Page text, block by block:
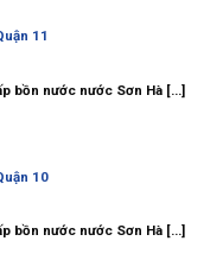
11
bồn nước nước Sơn Hà [...]
10
bồn nước nước Sơn Hà [...]